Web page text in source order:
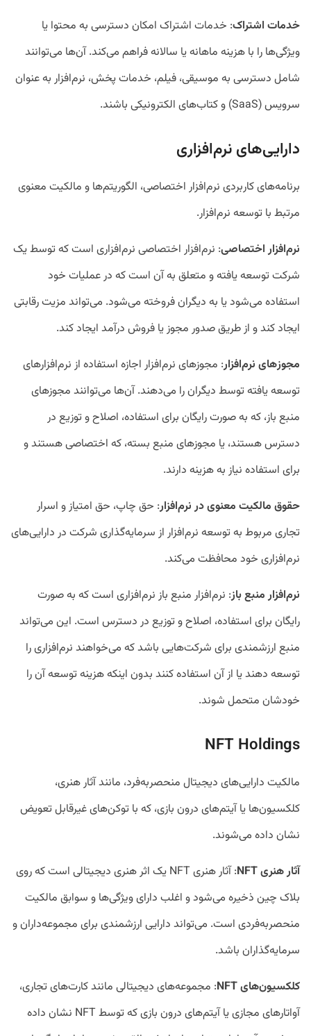
خدمات اشتراک: خدمات اشتراک امکان دسترسی به محتوا یا
ویژگی‌ها را با هزینه ماهانه یا سالانه فراهم می‌کند. آن‌ها می‌توانند
شامل دسترسی به موسیقی، فیلم، خدمات پخش، نرم‌افزار به عنوان
سرویس (SaaS) و کتاب‌های الکترونیکی باشند.
دارایی‌های نرم‌افزاری
برنامه‌های کاربردی نرم‌افزار اختصاصی، الگوریتم‌ها و مالکیت معنوی
مرتبط با توسعه نرم‌افزار.
نرمافزار اختصاصی: نرم‌افزار اختصاصی نرم‌افزاری است که توسط یک
شرکت توسعه یافته و متعلق به آن است که در عملیات خود
استفاده می‌شود یا به دیگران فروخته می‌شود. می‌تواند مزیت رقابتی
ایجاد کند و از طریق صدور مجوز یا فروش درآمد ایجاد کند.
مجوزهای نرمافزار: مجوز‌های نرم‌افزار اجازه استفاده از نرم‌افزار‌های
توسعه یافته توسط دیگران را می‌دهند. آن‌ها می‌توانند مجوز‌های
منبع باز، که به صورت رایگان برای استفاده، اصلاح و توزیع در
دسترس هستند، یا مجوز‌های منبع بسته، که اختصاصی هستند و
برای استفاده نیاز به هزینه دارند.
حقوق مالکیت معنوی در نرمافزار: حق چاپ، حق امتیاز و اسرار
تجاری مربوط به توسعه نرم‌افزار از سرمایه‌گذاری شرکت در دارایی‌های
نرم‌افزاری خود محافظت می‌کند.
نرمافزار منبع باز: نرم‌افزار منبع باز نرم‌افزاری است که به صورت
رایگان برای استفاده، اصلاح و توزیع در دسترس است. این می‌تواند
منبع ارزشمندی برای شرکت‌هایی باشد که می‌خواهند نرم‌افزاری را
توسعه دهند یا از آن استفاده کنند بدون اینکه هزینه توسعه آن را
خودشان متحمل شوند.
NFT Holdings
مالکیت دارایی‌های دیجیتال منحصربه‌فرد، مانند آثار هنری،
کلکسیون‌ها یا آیتم‌های درون بازی، که با توکن‌های غیرقابل تعویض
نشان داده می‌شوند.
آثار هنری NFT
: آثار هنری NFT یک اثر هنری دیجیتالی است که روی
بلاک چین ذخیره می‌شود و اغلب دارای ویژگی‌ها و سوابق مالکیت
منحصربه‌فردی است. می‌تواند دارایی ارزشمندی برای مجموعه‌داران و
سرمایه‌گذاران باشد.
کلکسیون‌های NFT
: مجموعه‌های دیجیتالی مانند کارت‌های تجاری،
آواتار‌های مجازی یا آیتم‌های درون بازی که توسط NFT نشان داده